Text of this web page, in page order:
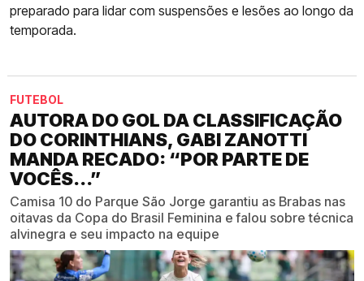
preparado para lidar com suspensões e lesões ao longo da
temporada.
FUTEBOL
AUTORA DO GOL DA CLASSIFICAÇÃO
DO CORINTHIANS, GABI ZANOTTI
MANDA RECADO: “POR PARTE DE
VOCÊS...”
Camisa 10 do Parque São Jorge garantiu as Brabas nas
oitavas da Copa do Brasil Feminina e falou sobre técnica
alvinegra e seu impacto na equipe